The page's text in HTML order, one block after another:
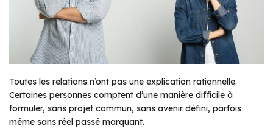
Toutes les relations n’ont pas une explication rationnelle.
Certaines personnes comptent d’une manière difficile à
formuler, sans projet commun, sans avenir défini, parfois
même sans réel passé marquant.